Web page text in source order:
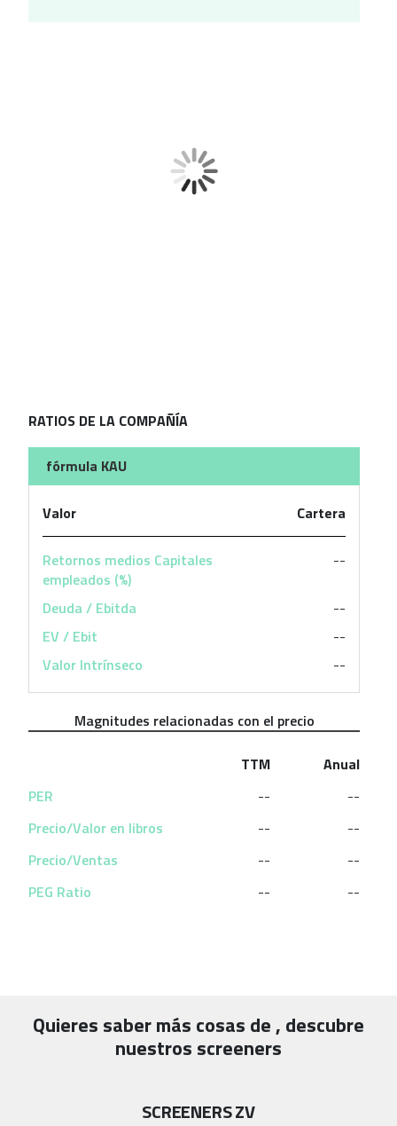
RATIOS DE LA COMPAÑÍA
fórmula KAU
Valor Cartera
Retornos medios Capitales
empleados (%)
--
Deuda / Ebitda
--
EV / Ebit
--
Valor Intrínseco
--
Magnitudes relacionadas con el precio
TTM
Anual
PER
--
--
Precio/Valor en libros
--
--
Precio/Ventas
--
--
PEG Ratio
-- --
Quieres saber más cosas de, descubre
nuestros screeners
SCREENERS ZV